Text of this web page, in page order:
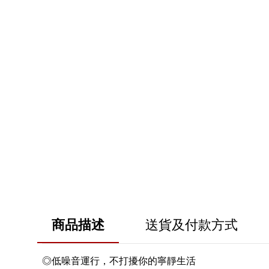
商品描述 送貨及付款方式
◎低噪音運行，不打擾你的寧靜生活